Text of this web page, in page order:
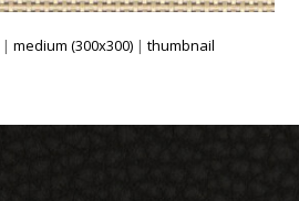
|medium (300x300) |thumbnail